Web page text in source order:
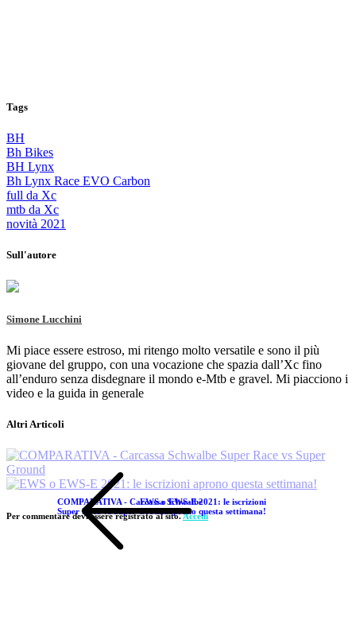
Tags
BH
Bh Bikes
BH Lynx
Bh Lynx Race EVO Carbon
full da Xc
mtb da Xc
novità 2021
Sull'autore
Simone Lucchini
Mi piace essere estroso, mi ritengo molto versatile e sono il più
giovane del gruppo, con una vocazione che spazia dall’Xc fino
all’enduro senza disdegnare il mondo e-Mtb e gravel. Mi piacciono i
video e la guida in generale
Altri Articoli
COMPARATIVA - Carcassa Schwalbe
Super Race vs Super Ground
EWS o EWS-E 2021: le iscrizioni
aprono questa settimana!
Per commentare devi essere registrato al sito.Accedi